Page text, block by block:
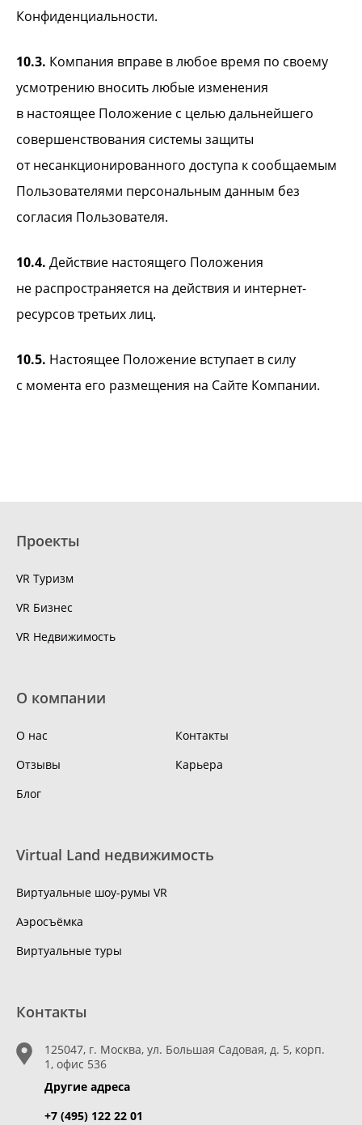
Конфиденциальности.
10.3. Компания вправе в любое время по своему
усмотрению вносить любые изменения
в настоящее Положение с целью дальнейшего
совершенствования системы защиты
от несанкционированного доступа к сообщаемым
Пользователями персональным данным без
согласия Пользователя.
10.4. Действие настоящего Положения
не распространяется на действия и интернет-
ресурсов третьих лиц.
10.5. Настоящее Положение вступает в силу
с момента его размещения на Сайте Компании.
Проекты
VR Туризм
VR Бизнес
VR Недвижимость
О компании
О нас
Контакты
Отзывы
Карьера
Блог
Virtual Land недвижимость
Виртуальные шоу-румы VR
Аэросъёмка
Виртуальные туры
Контакты
125047, г. Москва, ул. Большая Садовая, д. 5, корп.
1, офис 536
Другие адреса
+7 (495) 122 22 01